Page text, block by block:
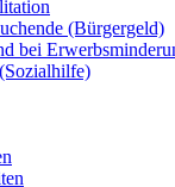
(Bürgergeld)
bei